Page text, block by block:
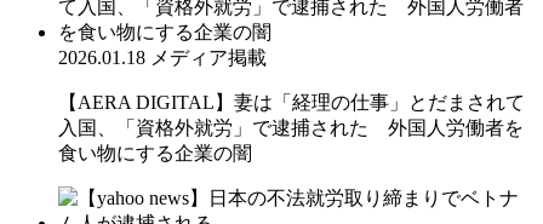
2026.01.18 メディア掲載
【AERA DIGITAL】妻は「経理の仕事」とだまされて
入国、「資格外就労」で逮捕された 外国人労働者を
食い物にする企業の闇